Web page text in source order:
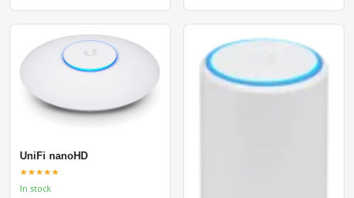
UniFi nanoHD
★★★★★
In stock